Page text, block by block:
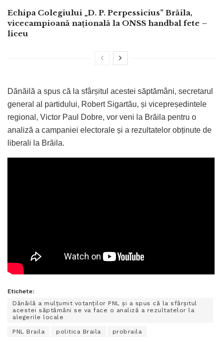
Echipa Colegiului „D. P. Perpessicius” Brăila,
vicecampioană națională la ONSS handbal fete –
liceu
Dănăilă a spus că la sfârșitul acestei săptămâni, secretarul
general al partidului, Robert Sigartău, și vicepreședintele
regional, Victor Paul Dobre, vor veni la Brăila pentru o
analiză a campaniei electorale și a rezultatelor obținute de
liberali la Brăila.
Etichete:
Dănăilă a mulțumit votanților PNL și a spus că la sfârșitul
acestei săptămâni se va face o analiză a rezultatelor la
alegerile locale
PNL Braila politica Braila probraila